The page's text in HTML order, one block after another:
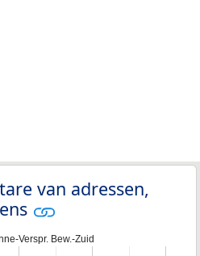
van adressen,
Verspr. Bew.-Zuid